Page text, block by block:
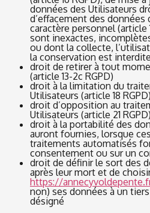
données des Utilisateurs
d’effacement des données
caractère personnel (article
sont inexactes,
ou dont la collecte,
la conservation est interdite
droit de retirer à tout
(article 13-2c RGPD)
droit à la limitation du
Utilisateurs (article 18 RGPD)
droit d’opposition au
Utilisateurs (article 21 RGPD)
droit à la portabilité des
auront fournies, lorsque
traitements automatisés
consentement ou sur un
droit de définir le sort des
après leur mort et de
https://
non) ses données à un
désigné